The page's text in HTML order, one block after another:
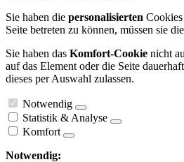
Sie haben die personalisierten
Seite betreten zu können, müssen sie
Sie haben das Komfort-Cookie nicht
auf das Element oder die Seite
dieses per Auswahl zulassen.
Notwendig
Statistik & Analyse
Komfort
Notwendig: